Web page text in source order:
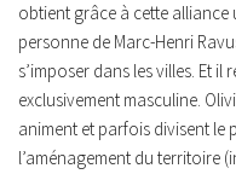
obtient grâce à cette alliance
personne de Marc-Henri
s’imposer dans les villes. Et
exclusivement masculine.
animent et parfois divisent le
l’aménagement du territoire